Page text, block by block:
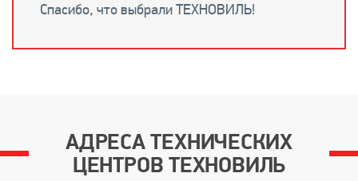
Спасибо, что выбрали ТЕХНОВИЛЬ!
АДРЕСА ТЕХНИЧЕСКИХ
ЦЕНТРОВ ТЕХНОВИЛЬ